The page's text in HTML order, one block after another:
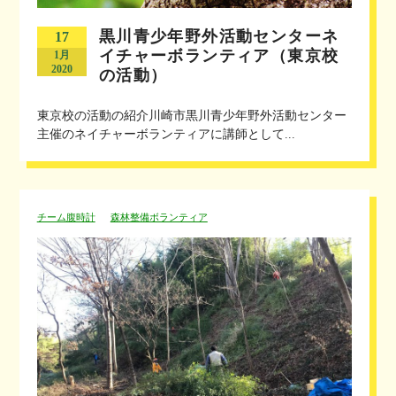
17
1月
2020
黒川青少年野外活動センターネ
イチャーボランティア（東京校
の活動）
東京校の活動の紹介川崎市黒川青少年野外活動センター
主催のネイチャーボランティアに講師として...
チーム腹時計 森林整備ボランティア